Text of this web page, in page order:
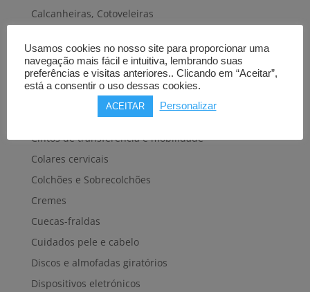
Calcanheiras, Cotoveleiras
Carros hospitalares
Cestas, Arneses
Cintas e Faixas
Cintos, Coletes e afins
Cintos de transferência e mobilidade
Colares cervicais
Colchões e Sobrecolchões
Cremes
Cuecas-fraldas
Cuidados pele e cabelo
Discos e almofadas giratórios
Dispositivos eletrónicos
Usamos cookies no nosso site para proporcionar uma
navegação mais fácil e intuitiva, lembrando suas
preferências e visitas anteriores.. Clicando em “Aceitar”,
está a consentir o uso dessas cookies.
ACEITAR Personalizar